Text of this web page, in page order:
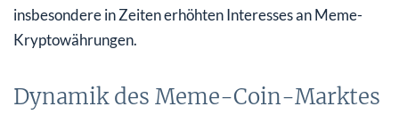
insbesondere in Zeiten erhöhten Interesses an Meme-
Kryptowährungen.
Dynamik des Meme-Coin-Marktes